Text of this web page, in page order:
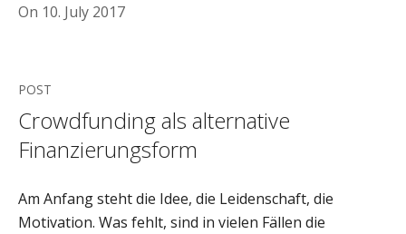
On 10. July 2017
POST
Crowdfunding als alternative
Finanzierungsform
Am Anfang steht die Idee, die Leidenschaft, die
Motivation. Was fehlt, sind in vielen Fällen die